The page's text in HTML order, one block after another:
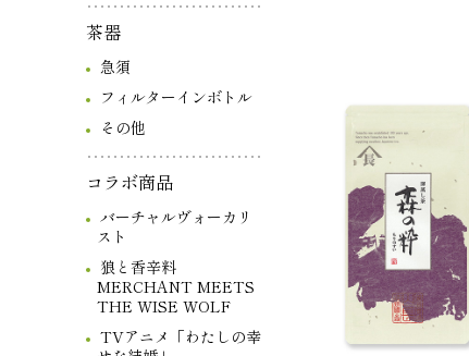
茶器
急須
フィルターインボトル
その他
コラボ商品
バーチャルヴォーカリ
スト
狼と香辛料
MERCHANT MEETS
THE WISE WOLF
TVアニメ「わたしの幸